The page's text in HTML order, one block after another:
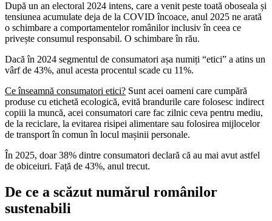
După un an electoral 2024 intens, care a venit peste toată oboseala și
tensiunea acumulate deja de la COVID încoace, anul 2025 ne arată
o schimbare a comportamentelor românilor inclusiv în ceea ce
privește consumul responsabil. O schimbare în rău.
Dacă în 2024 segmentul de consumatori așa numiți “etici” a atins un
vârf de 43%, anul acesta procentul scade cu 11%.
Ce înseamnă consumatori etici? Sunt acei oameni care cumpără
produse cu etichetă ecologică, evită brandurile care folosesc indirect
copiii la muncă, acei consumatori care fac zilnic ceva pentru mediu,
de la reciclare, la evitarea risipei alimentare sau folosirea mijlocelor
de transport în comun în locul mașinii personale.
În 2025, doar 38% dintre consumatori declară că au mai avut astfel
de obiceiuri. Față de 43%, anul trecut.
De ce a scăzut numărul românilor
sustenabili